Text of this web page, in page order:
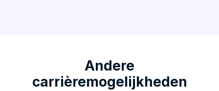
Andere
carrièremogelijkheden